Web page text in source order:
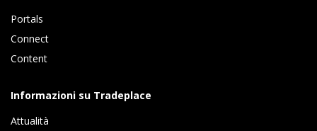
Portals
Connect
Content
Informazioni su Tradeplace
Attualità